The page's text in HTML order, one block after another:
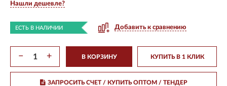
Нашли дешевле?
ЕСТЬ В НАЛИЧИИ Добавить к сравнению
− + В КОРЗИНУ КУПИТЬ В 1 КЛИК
ЗАПРОСИТЬ СЧЕТ / КУПИТЬ ОПТОМ/ ТЕНДЕР